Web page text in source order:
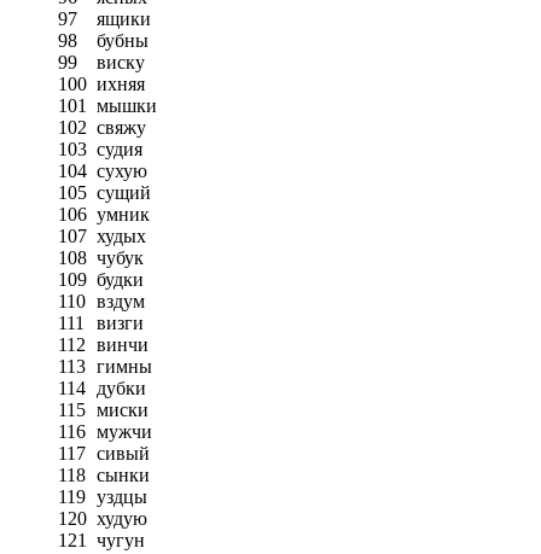
97
ящики
98
бубны
99
виску
100 ихняя
101
мышки
102 свяжу
103 судия
104 сухую
105 сущий
106 умник
107 худых
108 чубук
109 будки
110 вздум
111
визги
112 винчи
113 гимны
114 дубки
115 миски
116 мужчи
117 сивый
118 сынки
119 уздцы
120 худую
121
чугун